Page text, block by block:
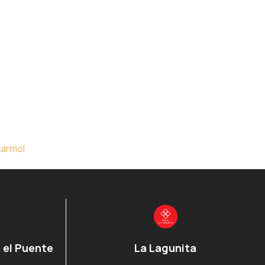
Puente La Lagunita